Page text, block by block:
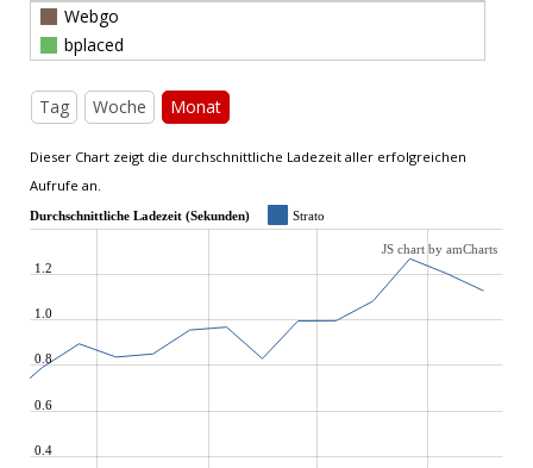
Webgo
bplaced
Tag Woche Monat
Dieser Chart zeigt die durchschnittliche Ladezeit aller erfolgreichen
Aufrufe an.
Durchschnittliche Ladezeit (Sekunden) Strato
0.4
0.6
0.8
1.0
1.2
JS chart by amCharts